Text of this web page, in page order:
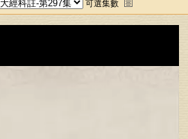
可選集數